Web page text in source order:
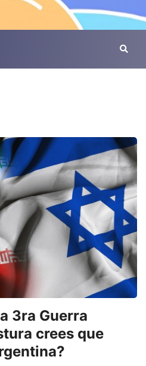
3ra Guerra
crees que